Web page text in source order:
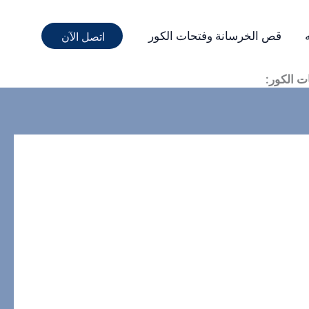
قص الخرسانة وفتحات الكور اتصل الآن
الكور: